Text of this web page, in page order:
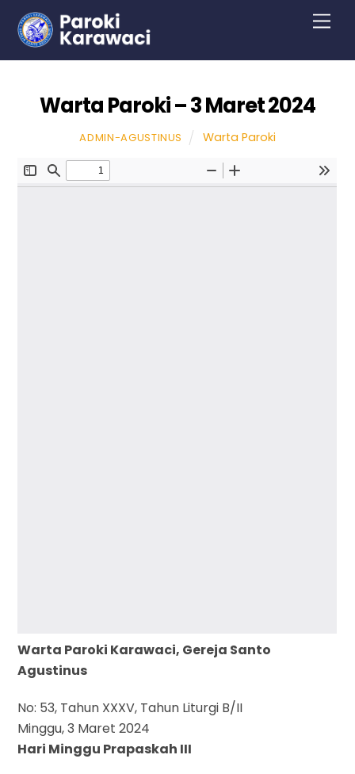
content
Warta Paroki – 3 Maret 2024
ADMIN-AGUSTINUS Warta Paroki
Warta Paroki Karawaci, Gereja Santo
Agustinus
No: 53, Tahun XXXV, Tahun Liturgi B/II
Minggu, 3 Maret 2024
Hari Minggu Prapaskah III